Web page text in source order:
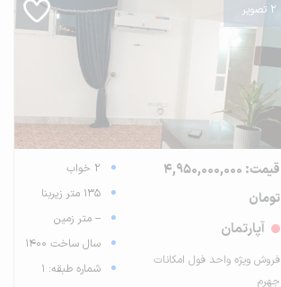
2 تصویر
قیمت: 4,950,000,000
تومان
آپارتمان
فروش ویژه واحد فول امکانات
جهرم
2 خواب
135 متر زیربنا
-- متر زمین
سال ساخت 1400
شماره طبقه: 1